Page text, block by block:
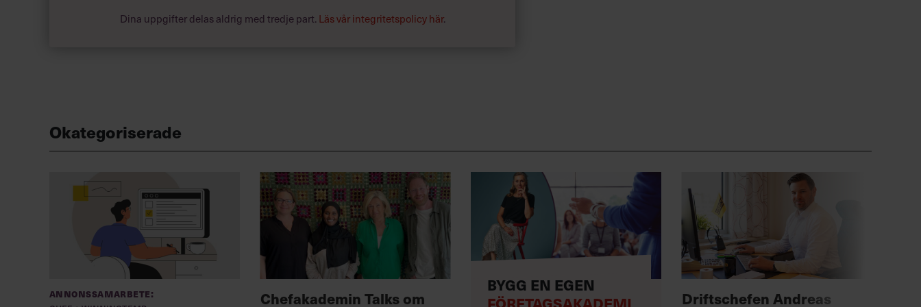
Dina uppgifter delas aldrig med tredje part. Läs vår integritetspolicy här.
Okategoriserade
Annonssamarbete:
Chefakademin Talks om
BYGG EN EGEN
Driftschefen Andreas